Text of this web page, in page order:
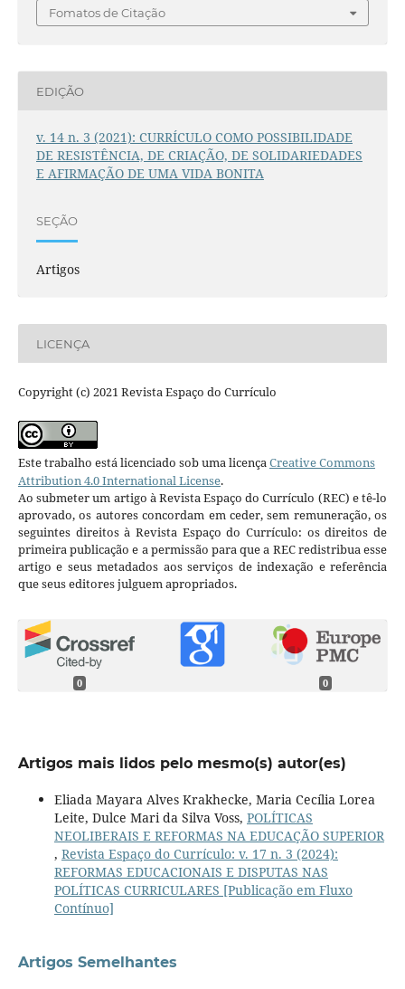
Fomatos de Citação
EDIÇÃO
v. 14 n. 3 (2021): CURRÍCULO COMO POSSIBILIDADE
DE RESISTÊNCIA, DE CRIAÇÃO, DE SOLIDARIEDADES
E AFIRMAÇÃO DE UMA VIDA BONITA
SEÇÃO
Artigos
LICENÇA
Copyright (c) 2021 Revista Espaço do Currículo
Este trabalho está licenciado sob uma licençaCreative Commons
Attribution 4.0 International License.
Ao submeter um artigo à Revista Espaço do Currículo (REC) e tê-lo
aprovado, os autores concordam em ceder, sem remuneração, os
seguintes direitos à Revista Espaço do Currículo: os direitos de
primeira publicação e a permissão para que a REC redistribua esse
artigo e seus metadados aos serviços de indexação e referência
que seus editores julguem apropriados.
0 0
Artigos mais lidos pelo mesmo(s) autor(es)
Eliada Mayara Alves Krakhecke, Maria Cecília Lorea
Leite, Dulce Mari da Silva Voss, POLÍTICAS
NEOLIBERAIS E REFORMAS NA EDUCAÇÃO SUPERIOR
, Revista Espaço do Currículo: v. 17 n. 3 (2024):
REFORMAS EDUCACIONAIS E DISPUTAS NAS
POLÍTICAS CURRICULARES [Publicação em Fluxo
Contínuo]
Artigos Semelhantes